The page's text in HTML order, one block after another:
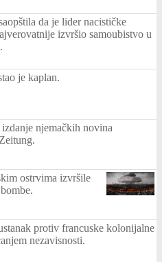
da je lider nacističke
izvršio samoubistvo u
je kaplan.
njemačkih novina
ostrvima izvršile
protiv francuske kolonijalne
nezavisnosti.